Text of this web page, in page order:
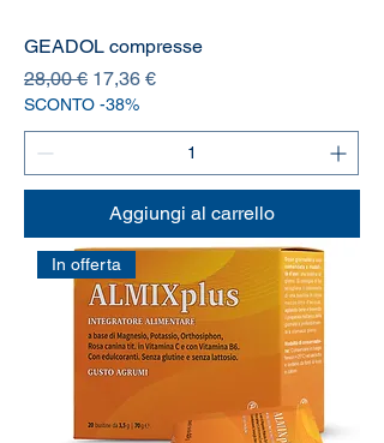
GEADOL compresse
Prezzo regolare
28,00 € Prezzo scontato
17,36 €
SCONTO -38%
Aggiungi al carrello
In offerta